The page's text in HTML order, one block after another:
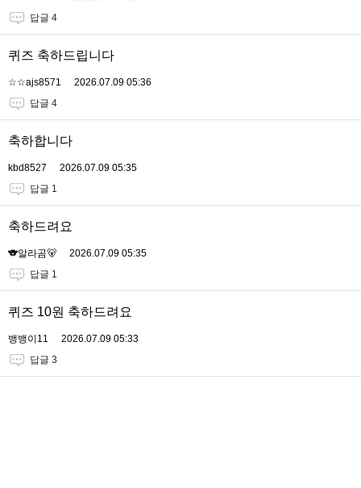
답글 4
퀴즈 축하드립니다
☆☆ajs8571
2026.07.09 05:36
답글 4
축하합니다
kbd8527
2026.07.09 05:35
답글 1
축하드려요
🐨알라곰🐻
2026.07.09 05:35
답글 1
퀴즈 10원 축하드려요
뱅뱅이11
2026.07.09 05:33
답글 3